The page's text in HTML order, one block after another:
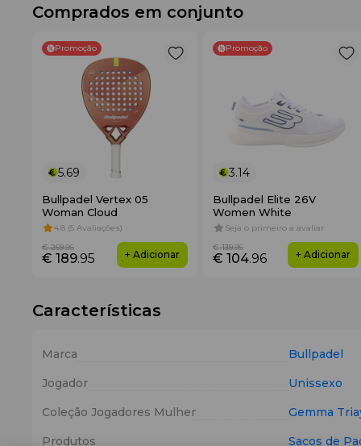
Comprados em conjunto
Promoção
5.69
Bullpadel Vertex 05
Woman Cloud
4.8 (5 Avaliações)
€ 189.95
€ 269.95
+ Adicionar
Promoção
3.14
Bullpadel Elite 26V
Women White
Seja o primeiro a avaliar
€ 104.96
€ 139.95
+ Adicionar
Características
Marca Bullpadel
Jogador
Unissexo
Coleção Jogadores Mulher
Gemma
Produtos
Sacos de